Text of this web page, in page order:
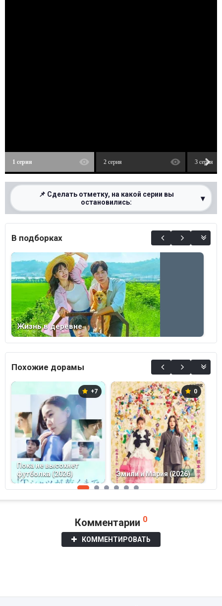
1 серия 2 серия 3 серия
📌 Сделать отметку, на какой серии вы
остановились:
▾
0%
В подборках
Жизнь в деревне
Похожие дорамы
+7
Пока не высохнет
футболка (2026)
0
Эмили и Мария (2026)
Комментарии 0
КОММЕНТИРОВАТЬ